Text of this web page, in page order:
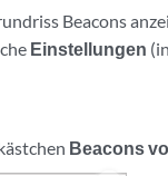
Beacons
Einstellungen
Beacons